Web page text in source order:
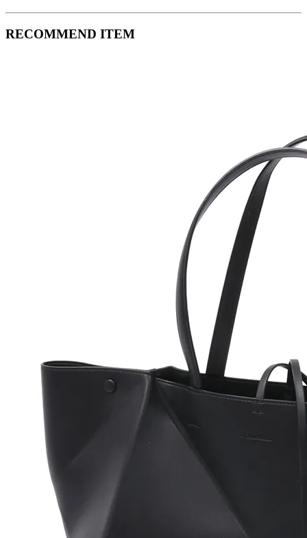
RECOMMEND ITEM